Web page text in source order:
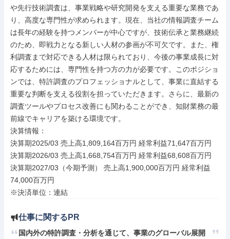
や先行技術調査は、事業戦略や研究開発を支える重要な業務であ
り、高度な専門性が求められます。現在、当社の情報調査チーム
は長年の経験を持つメンバーが中心ですが、技術伝承と業務継続
のため、即戦力となる新しい人材の参画が不可欠です。また、権
利調査まで対応できる人材は限られており、今後の事業成長に対
応するためには、専門性を持つ方の力が必要です。このポジショ
ンでは、特許調査のプロフェッショナルとして、事業に直結する
重要な判断を支える役割を担っていただきます。さらに、最新の
調査ツールやプロセス改善にも関わることができ、知財業務の最
前線でキャリアを築ける環境です。
決算情報：
決算期2025/03 売上高1,809,164百万円 経常利益71,647百万円
決算期2026/03 売上高1,668,754百万円 経常利益68,608百万円
決算期2027/03（今期予測） 売上高1,900,000百万円 経常利益
74,000百万円
※決済単位：連結
仕事に関するPR
国内外の特許調査・分析を通じて、事業のグローバル展開